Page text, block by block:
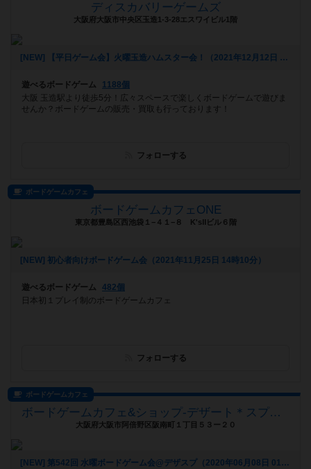
ディスカバリーゲームズ
大阪府大阪市中央区玉造1-3-28エスワイビル1階
[NEW] 【平日ゲーム会】火曜玉造ハムスター会！（2021年12月12日 15時29分）
遊べるボードゲーム
1188個
大阪 玉造駅より徒歩5分！広々スペースで楽しくボードゲームで遊びま
せんか？ボードゲームの販売・買取も行っております！
フォローする
ボードゲームカフェ
ボードゲームカフェONE
東京都豊島区西池袋１−４１−８ K'sⅡビル６階
[NEW] 初心者向けボードゲーム会（2021年11月25日 14時10分）
遊べるボードゲーム
482個
日本初１プレイ制のボードゲームカフェ
フォローする
ボードゲームカフェ
ボードゲームカフェ&ショップ-デザート＊スプーン(デザスプ)
大阪府大阪市阿倍野区阪南町１丁目５３ー２０
[NEW] 第542回 水曜ボードゲーム会@デザスプ（2020年06月08日 01時35分）